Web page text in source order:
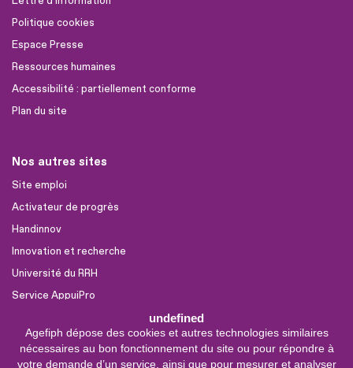
undefined
Agefiph dépose des cookies et autres technologies similaires
nécessaires au bon fonctionnement du site ou pour répondre à
votre demande d’un service, ainsi que pour mesurer et analyser
Politique cookies
Espace Presse
Ressources humaines
Accessibilité : partiellement conforme
Plan du site
Nos autres sites
Site emploi
Activateur de progrès
Handinnov
Innovation et recherche
Université du RRH
Service AppuiPro
Nous suivre
Youtube